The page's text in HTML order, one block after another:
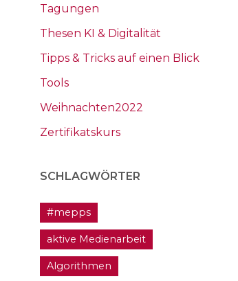
Tagungen
Thesen KI & Digitalität
Tipps & Tricks auf einen Blick
Tools
Weihnachten2022
Zertifikatskurs
SCHLAGWÖRTER
#mepps
aktive Medienarbeit
Algorithmen